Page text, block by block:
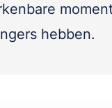
hebben.